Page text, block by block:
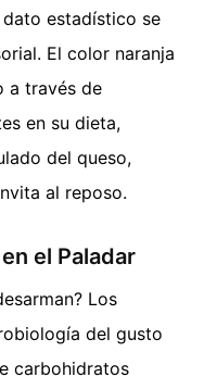
estadístico se
El color naranja
a través de
en su dieta,
del queso,
al reposo.
el Paladar
Los
del gusto
carbohidratos